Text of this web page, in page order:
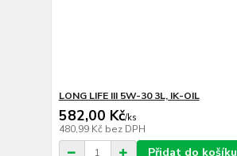
LONG LIFE III 5W-30 3L, IK-OIL
582,00 Kč/ks
480,99 Kč bez DPH
Přidat do košíku